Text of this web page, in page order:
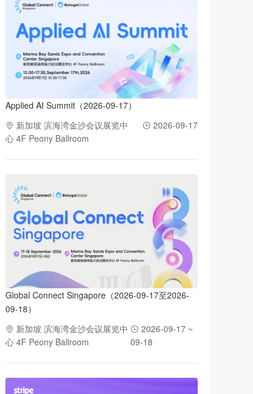
Applied AI Summit（2026-09-17）
新加坡 滨海湾金沙会议展览中
心 4F Peony Ballroom
2026-09-17
Global Connect Singapore（2026-09-17至2026-
09-18）
新加坡 滨海湾金沙会议展览中
心 4F Peony Ballroom
2026-09-17 ~
09-18